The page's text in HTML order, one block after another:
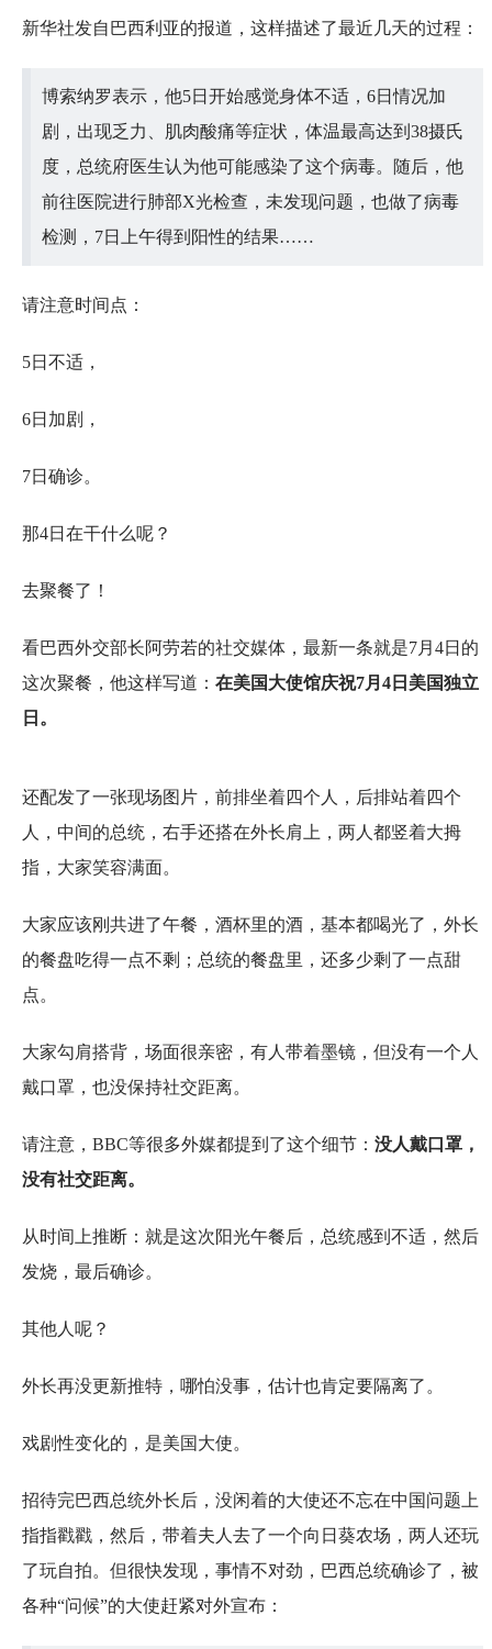
新华社发自巴西利亚的报道，这样描述了最近几天的过程：
博索纳罗表示，他5日开始感觉身体不适，6日情况加
剧，出现乏力、肌肉酸痛等症状，体温最高达到38摄氏
度，总统府医生认为他可能感染了这个病毒。随后，他
前往医院进行肺部X光检查，未发现问题，也做了病毒
检测，7日上午得到阳性的结果……
请注意时间点：
5日不适，
6日加剧，
7日确诊。
那4日在干什么呢？
去聚餐了！
看巴西外交部长阿劳若的社交媒体，最新一条就是7月4日的
这次聚餐，他这样写道： 在美国大使馆庆祝7月4日美国独立
日。
还配发了一张现场图片，前排坐着四个人，后排站着四个
人，中间的总统，右手还搭在外长肩上，两人都竖着大拇
指，大家笑容满面。
大家应该刚共进了午餐，酒杯里的酒，基本都喝光了，外长
的餐盘吃得一点不剩；总统的餐盘里，还多少剩了一点甜
点。
大家勾肩搭背，场面很亲密，有人带着墨镜，但没有一个人
戴口罩，也没保持社交距离。
请注意，BBC等很多外媒都提到了这个细节： 没人戴口罩，
没有社交距离。
从时间上推断：就是这次阳光午餐后，总统感到不适，然后
发烧，最后确诊。
其他人呢？
外长再没更新推特，哪怕没事，估计也肯定要隔离了。
戏剧性变化的，是美国大使。
招待完巴西总统外长后，没闲着的大使还不忘在中国问题上
指指戳戳，然后，带着夫人去了一个向日葵农场，两人还玩
了玩自拍。但很快发现，事情不对劲，巴西总统确诊了，被
各种“问候”的大使赶紧对外宣布：